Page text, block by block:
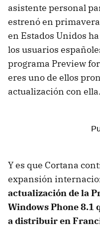
asistente personal
estrenó en
en Estados Unidos
los usuarios
programa Preview
eres uno de ellos
actualización con ella.
Y es que Cortana
expansión
actualización de la
Windows Phone 8.1
a distribuir en